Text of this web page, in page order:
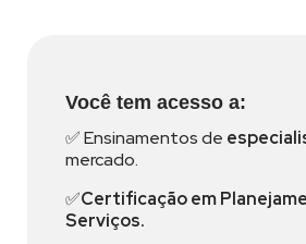
Você tem acesso a:
✅ Ensinamentos de
mercado.
✅Certificação em
Serviços.